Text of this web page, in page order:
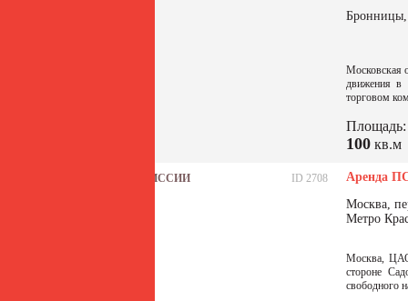
Бронницы,
Московская
движения в
торговом
Площадь:
100 кв.м
БЕЗ КОМИССИИ ID 2708
Аренда
Москва,
Метро
Москва,
стороне
свободного